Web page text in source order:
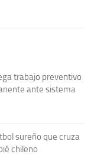
trabajo preventivo
ante sistema
sureño que cruza
chileno